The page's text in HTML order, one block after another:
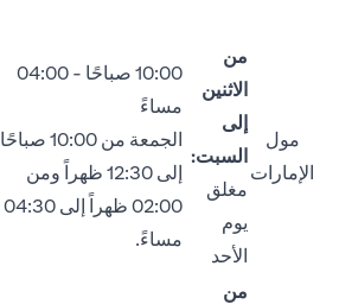
مول
الإمارات
من
الاثنين
إلى
السبت:
مغلق
يوم
الأحد
10:00 صباحًا - 04:00
مساءً
الجمعة من 10:00 صباحًا
إلى 12:30 ظهراً ومن
02:00 ظهراً إلى 04:30
مساءً.
من